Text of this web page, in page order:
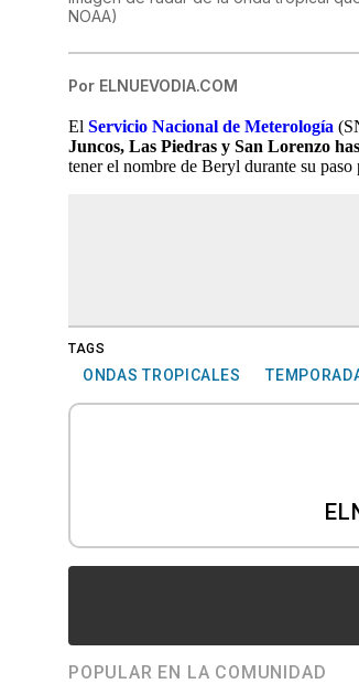
NOAA)
Por ELNUEVODIA.COM
ElServicio Nacional de Meterología
Juncos, Las Piedras y San Lorenzo
tener el nombre de Beryl durante su
TAGS
ONDAS TROPICALES
POPULAR EN LA COMUNIDAD